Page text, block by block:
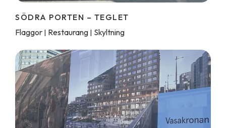
SÖDRA PORTEN – TEGLET
Flaggor | Restaurang | Skyltning